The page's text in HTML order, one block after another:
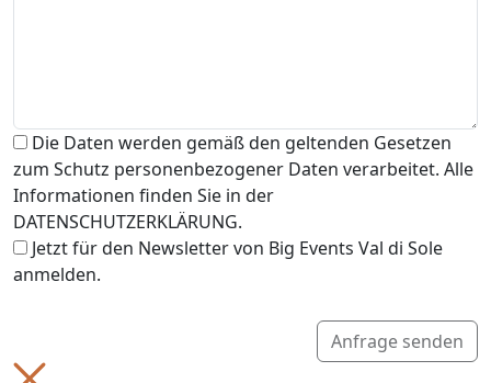
Die Daten werden gemäß den geltenden Gesetzen
zum Schutz personenbezogener Daten verarbeitet. Alle
Informationen finden Sie in der
DATENSCHUTZERKLÄRUNG.
Jetzt für den Newsletter von Big Events Val di Sole
anmelden.
Anfrage senden